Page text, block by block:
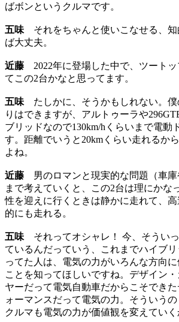
ばボンというクルマです。
五味 それをちゃんと使いこなせる、
ば大丈夫。
近藤 2022年に登場した中で、ツート
てこの2台かなと思ってます。
五味 たしかに、そうかもしれない。僕
りはできますが、アルトゥーラや
ブリッドなので130km/hくらいまで電動
す。距離でいうと20kmくらい走れるか
よね。
近藤 男のロマンと現実的な問題（車庫
まで考えていくと、この2台は理にかな
性を迎えに行くときは静かに走れて、
的にも走れる。
五味 それってオシャレ！ 今、そうい
ているんだっていう、これまでハイブ
ってた人は、電気の力がいろんな方向
ことを知ってほしいですね。デザイン
ヤーだって電気自動車だからこそでき
ォーマンスだって電気の力。そういう
クルマも電気の力が価値観を変えていく